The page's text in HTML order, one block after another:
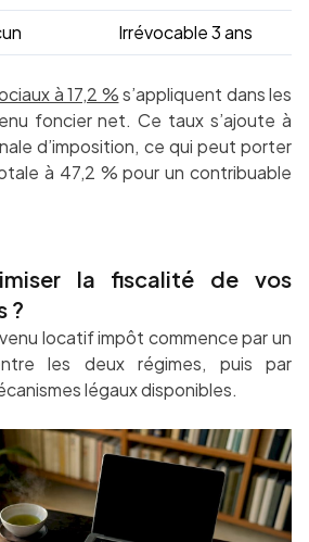
Irrévocable 3 ans
à 17,2 %s’appliquent dans les
foncier net. Ce taux s’ajoute à
d’imposition, ce qui peut porter
à 47,2 % pour un contribuable
la fiscalité de vos
?
locatif impôt commence par un
les deux régimes, puis par
légaux disponibles.